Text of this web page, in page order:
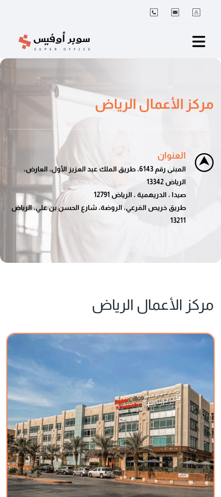
مركز الأعمال الرياض
العنوان
المبنى رقم 6143، طريق الملك عبد العزيز الأول، العارض،
الرياض 13342
صيدا ، الدريهمية ، الرياض 12791
طريق خريص الفرعي، الروضة، شارع الحسن بن علي، الرياض
13211
مركز الأعمال الرياض